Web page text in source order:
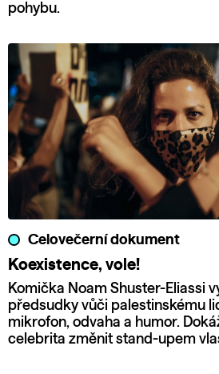
pohybu.
Celovečerní dokument
Koexistence, vole!
Komička Noam Shuster-Eliassi
předsudky vůči palestinskému
mikrofon, odvaha a humor.
celebrita změnit stand-upem